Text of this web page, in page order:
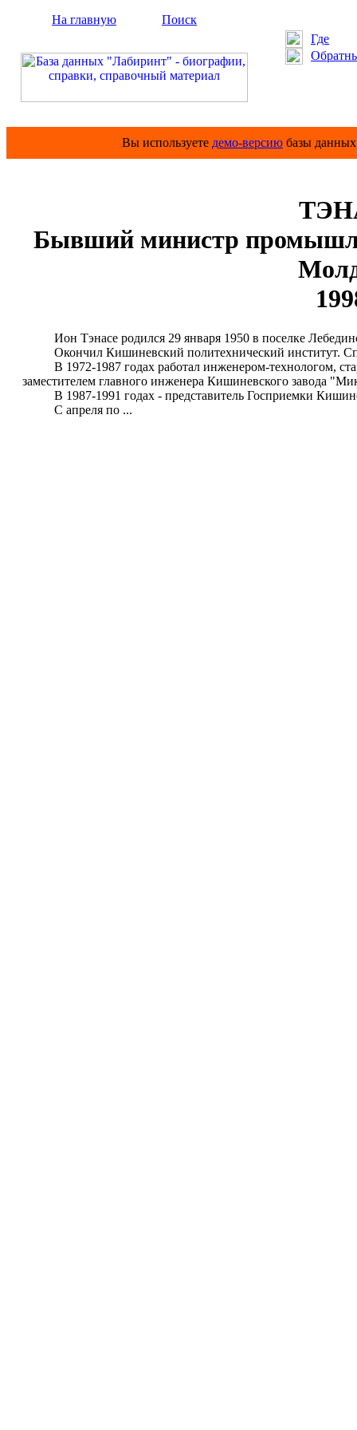
На главную
Поиск
Где
Вы используете демо-версию базы
Бывший министр
Ион Тэнасе родился 29 января 1950 в поселке
Окончил Кишиневский политехнический институт.
В 1972-1987 годах работал инженером-технологом,
заместителем главного инженера Кишиневского завода
В 1987-1991 годах - представитель Госприемки
С апреля по ...